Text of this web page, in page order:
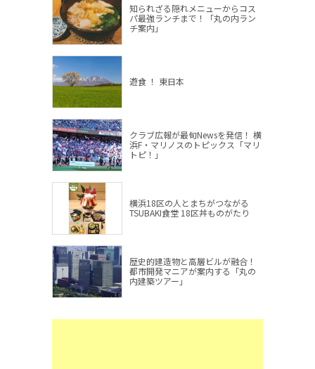
知られざる隠れメニューからコス
パ最強ランチまで！「丸の内ラン
チ案内」
遊食 ！ 東日本
クラブ広報が最旬Newsを発信！ 横
浜F・マリノスのトピックス「マリ
トピ！」
横浜18区の人とまちがつながる
TSUBAKI食堂 18区丼ものがたり
歴史的建造物と高層ビルが融合！
都市開発マニアが案内する「丸の
内建築ツアー」